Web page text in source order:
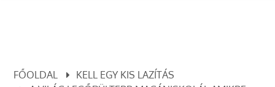
FŐOLDAL
KELL EGY KIS LAZÍTÁS